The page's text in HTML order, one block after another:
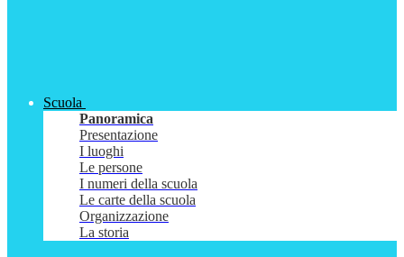
Scuola
Panoramica
Presentazione
I luoghi
Le persone
I numeri della scuola
Le carte della scuola
Organizzazione
La storia